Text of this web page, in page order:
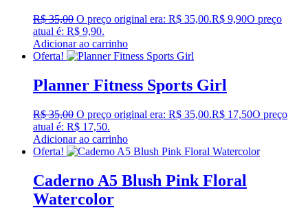
R$35,00 O preço original era: R$ 35,00.R$ 9,90O preço
atual é: R$ 9,90.
Adicionar ao carrinho
Oferta!
Planner Fitness Sports Girl
R$35,00 O preço original era: R$ 35,00.R$ 17,50O preço
atual é: R$ 17,50.
Adicionar ao carrinho
Oferta!
Caderno A5 Blush Pink Floral
Watercolor